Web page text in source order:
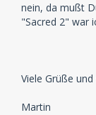
nein, da mußt
"Sacred 2" war
Viele Grüße
Martin